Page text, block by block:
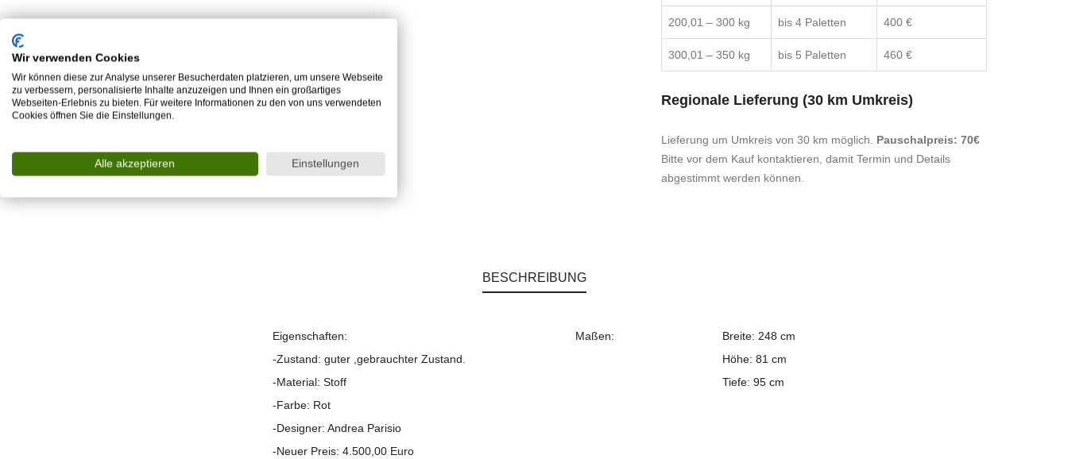
200,01 – 300 kg bis 4 Paletten 400 €
300,01 – 350 kg bis 5 Paletten 460 €
Regionale Lieferung (30 km Umkreis)
Lieferung um Umkreis von 30 km möglich. Pauschalpreis: 70€
Bitte vor dem Kauf kontaktieren, damit Termin und Details
abgestimmt werden können.
BESCHREIBUNG
Eigenschaften:
-Zustand: guter ,gebrauchter Zustand.
-Material: Stoff
-Farbe: Rot
-Designer: Andrea Parisio
-Neuer Preis: 4.500,00 Euro
Maßen:
Breite: 248 cm
Höhe: 81 cm
Tiefe: 95 cm
Wir verwenden Cookies
Wir können diese zur Analyse unserer Besucherdaten platzieren, um unsere Webseite
zu verbessern, personalisierte Inhalte anzuzeigen und Ihnen ein großartiges
Webseiten-Erlebnis zu bieten. Für weitere Informationen zu den von uns verwendeten
Cookies öffnen Sie die Einstellungen.
Alle akzeptieren Einstellungen